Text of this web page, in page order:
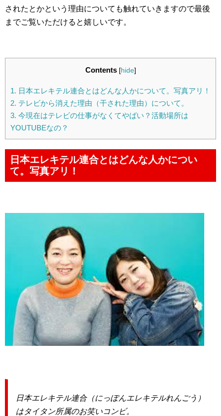
されたとかという理由についても触れていきますので最後
までご覧いただけると嬉しいです。
Contents [hide]
1. 日本エレキテル連合とはどんな人かについて。写真アリ！
2. テレビから消えた理由（干された理由）について。
3. 今現在はテレビの仕事がなくてやばい？活動場所は
YOUTUBEなの？
日本エレキテル連合とはどんな人かについ
て。写真アリ！
日本エレキテル連合（にっぽんエレキテルれんごう）
はタイタン所属のお笑いコンビ。